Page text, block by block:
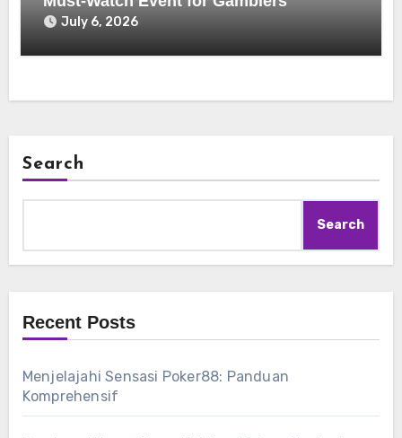
July 6, 2026
Search
Search
Recent Posts
Menjelajahi Sensasi Poker88: Panduan
Komprehensif